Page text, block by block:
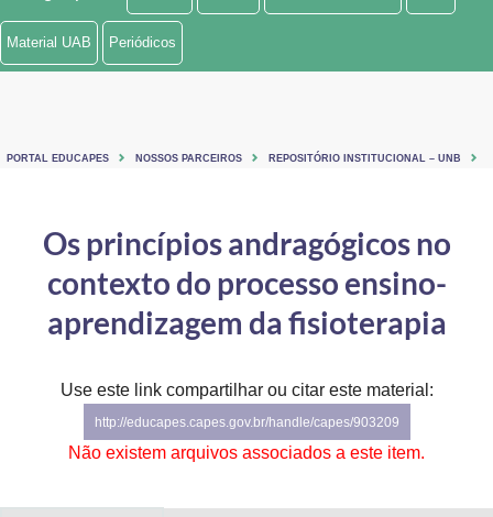
Ministério de Minas e Energia
Controladoria-Geral da União
Ministério da Mulher, da Família e dos Direitos Humanos
Secretaria de Governo
Gabinete de Segurança Institucional
Material UAB Periódicos
PORTAL EDUCAPES NOSSOS PARCEIROS REPOSITÓRIO INSTITUCIONAL – UNB
Os princípios andragógicos no
contexto do processo ensino-
aprendizagem da fisioterapia
Use este link compartilhar ou citar este material:
http://educapes.capes.gov.br/handle/capes/903209
Não existem arquivos associados a este item.